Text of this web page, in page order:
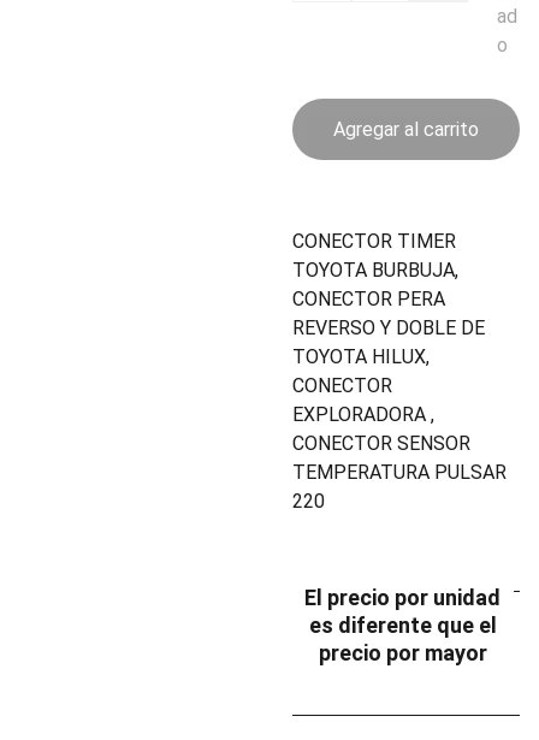
ad
o
Agregar al carrito
CONECTOR TIMER
TOYOTA BURBUJA,
CONECTOR PERA
REVERSO Y DOBLE DE
TOYOTA HILUX,
CONECTOR
EXPLORADORA ,
CONECTOR SENSOR
TEMPERATURA PULSAR
220
El precio por unidad
es diferente que el
precio por mayor